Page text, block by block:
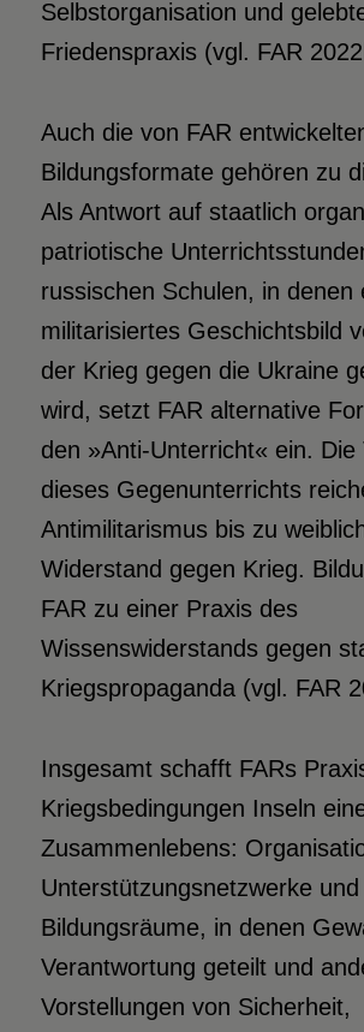
Selbstorganisation und
Friedenspraxis (vgl. FAR
Auch die von FAR
Bildungsformate gehören zu
Als Antwort auf staatlich
patriotische
russischen Schulen, in denen
militarisiertes Geschichtsbild
der Krieg gegen die Ukraine
wird, setzt FAR alternative
den »Anti-Unterricht« ein. Die
dieses Gegenunterrichts
Antimilitarismus bis zu
Widerstand gegen Krieg.
FAR zu einer Praxis des
Wissenswiderstands gegen
Kriegspropaganda (vgl. FAR
Insgesamt schafft FARs
Kriegsbedingungen Inseln
Zusammenlebens:
Unterstützungsnetzwerke und
Bildungsräume, in denen
Verantwortung geteilt und
Vorstellungen von Sicherheit,